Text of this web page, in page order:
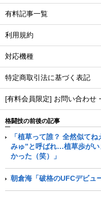
有料記事一覧
利用規約
対応機種
特定商取引法に基づく表記
[有料会員限定] お問い合わせ
格闘技の前後の記事
「植草って誰？ 全然似て
みゅ”と呼ばれ…植草歩が
かった（笑）」
朝倉海「破格のUFCデビュ